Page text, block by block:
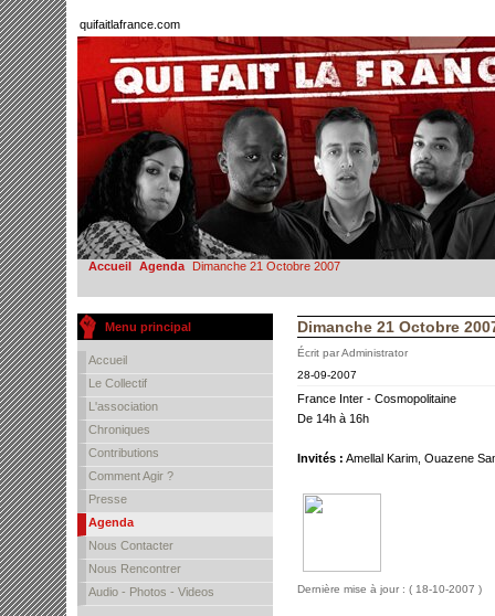
quifaitlafrance.com
Accueil Agenda Dimanche 21 Octobre 2007
Menu principal
Accueil
Le Collectif
L'association
Chroniques
Contributions
Comment Agir ?
Presse
Agenda
Nous Contacter
Nous Rencontrer
Audio - Photos - Videos
Dimanche 21 Octobre
Écrit par Administrator
28-09-2007
France Inter - Cosmopolitaine
De 14h à 16h
Invités : Amellal Karim, Ouazene
Dernière mise à jour : ( 18-10-2007 )